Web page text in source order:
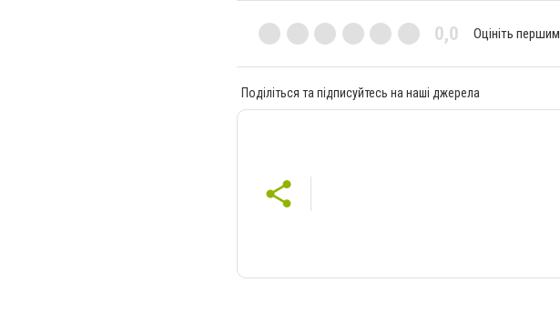
0,0 Оцініть першим
Поділіться та підписуйтесь на наші джерела